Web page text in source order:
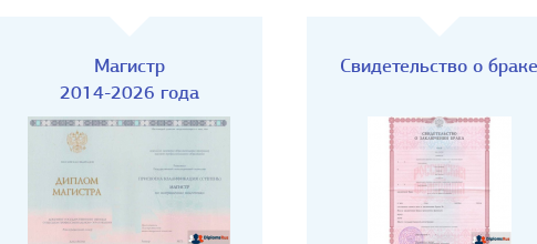
Магистр
2014-2026 года
Свидетельство о браке